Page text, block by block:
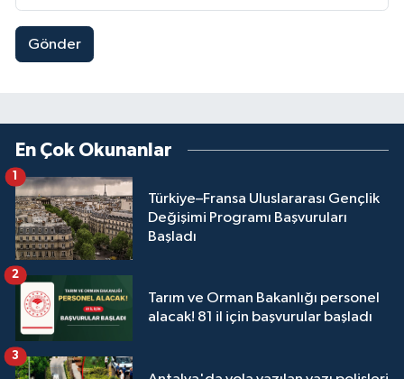
Gönder
En Çok Okunanlar
Türkiye–Fransa Uluslararası Gençlik
Değişimi Programı Başvuruları
Başladı
1
Tarım ve Orman Bakanlığı personel
alacak! 81 il için başvurular başladı
2
3